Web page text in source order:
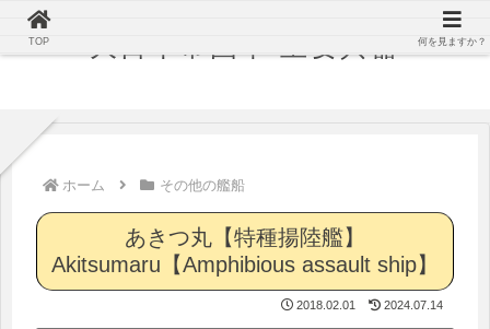
ホーム その他の艦船
あきつ丸【特種揚陸艦】
Akitsumaru【Amphibious assault ship】
2018.02.01 2024.07.14
TOP 何を見ますか？